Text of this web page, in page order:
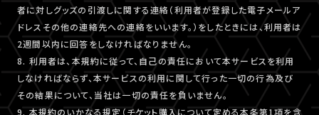
者に対しグッズの引渡しに関する連絡（利用者が登録した電子メールア
ドレスその他の連絡先への連絡をいいます。）をしたときには、利用者は
2週間以内に回答をしなければなりません。
8. 利用者は、本規約に従って、自己の責任において本サービスを利用
しなければならず、本サービスの利用に関して行った一切の行為及び
その結果について、当社は一切の責任を負いません。
9. 本規約のいかなる規定（チケット購入について定める本条第1項を含